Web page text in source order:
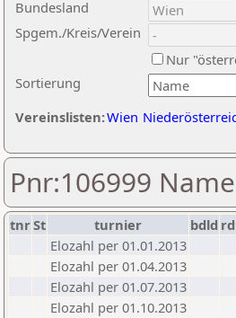
Sortierung
Bundesland
Spgem./Kreis/Verein
Nur
Vereinslisten:Wien
Pnr:106999
tnrSt turnier bdld rd
Elozahl per 01.01.2013
Elozahl per 01.04.2013
Elozahl per 01.07.2013
Elozahl per 01.10.2013